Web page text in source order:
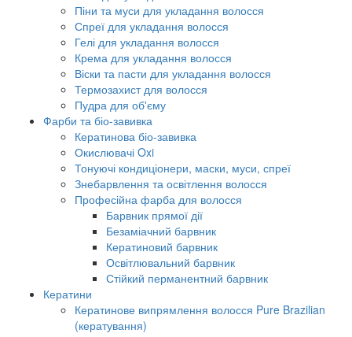
Піни та муси для укладання волосся
Спреї для укладання волосся
Гелі для укладання волосся
Крема для укладання волосся
Віски та пасти для укладання волосся
Термозахист для волосся
Пудра для об'єму
Фарби та біо-завивка
Кератинова біо-завивка
Окислювачі Oxi
Тонуючі кондиціонери, маски, муси, спреї
Знебарвлення та освітлення волосся
Професійна фарба для волосся
Барвник прямої дії
Безаміачний барвник
Кератиновий барвник
Освітлювальний барвник
Стійкий перманентний барвник
Кератини
Кератинове випрямлення волосся Pure Brazilian
(кератування)